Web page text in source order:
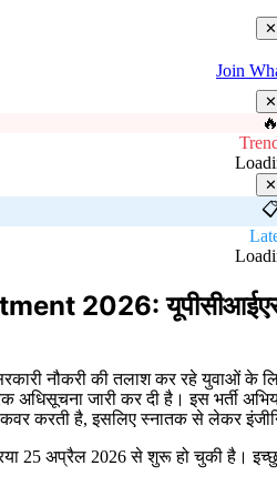
✕
Join
✕
🔥
✕
यूपीसीआईएसबी
नौकरी की तलाश कर रहे युवाओं के
अधिसूचना जारी कर दी है। इस भर्ती
कवर करती है, इसलिए स्नातक से लेकर
25 अप्रैल 2026 से शुरू हो चुकी है।